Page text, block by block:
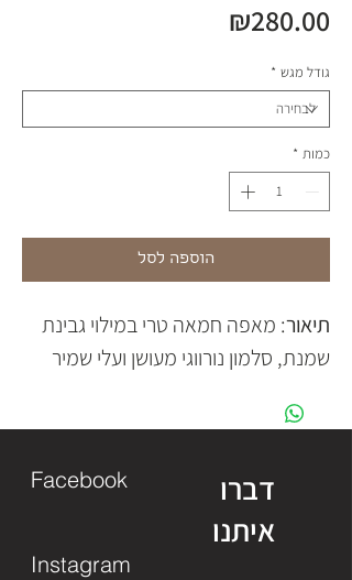
₪280.00
גודל מגש *
כמות *
הוספה לסל
תיאור: מאפה חמאה טרי במילוי גבינת
שמנת, סלמון נורווגי מעושן ועלי שמיר
דברו
איתנו
Instagram
Facebook